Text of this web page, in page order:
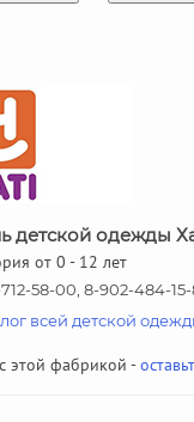
детской одежды
от 0 - 12 лет
58-00, 8-902-484-15-
всей детской
этой фабрикой -